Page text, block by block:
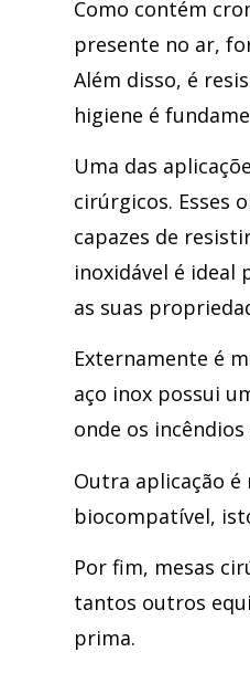
Como contém
presente no ar,
Além disso, é
higiene é
Uma das
cirúrgicos. Esses
capazes de
inoxidável é ideal
as suas
Externamente é
aço inox possui
onde os
Outra aplicação
biocompatível,
Por fim, mesas
tantos outros
prima.